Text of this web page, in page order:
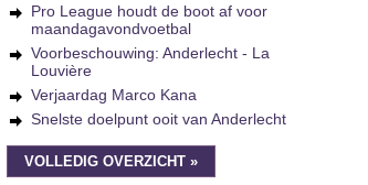
Pro League houdt de boot af voor
maandagavondvoetbal
Voorbeschouwing: Anderlecht - La
Louvière
Verjaardag Marco Kana
Snelste doelpunt ooit van Anderlecht
VOLLEDIG OVERZICHT »